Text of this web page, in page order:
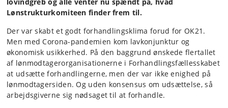
Lønstrukturkomiteen finder frem til.
Der var skabt et godt forhandlingsklima forud for OK21.
Men med Corona-pandemien kom lavkonjunktur og
økonomisk usikkerhed. På den baggrund ønskede flertallet
af lønmodtagerorganisationerne i Forhandlingsfællesskabet
at udsætte forhandlingerne, men der var ikke enighed på
lønmodtagersiden. Og uden konsensus om udsættelse, så
arbejdsgiverne sig nødsaget til at forhandle.